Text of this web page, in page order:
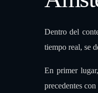
Dentro del
En primer